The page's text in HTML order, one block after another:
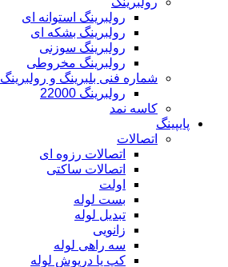
رولبرینگ استوانه ای
رولبرینگ بشکه ای
رولبرینگ سوزنی
رولبرینگ مخروطی
شماره فنی بلبرینگ و رولبرینگ
رولبرینگ 22000
کاسه نمد
پایپینگ
اتصالات
اتصالات رزوه ای
اتصالات ساکتی
اولت
بست لوله
تبدیل لوله
زانویی
سه راهی لوله
کپ یا درپوش لوله